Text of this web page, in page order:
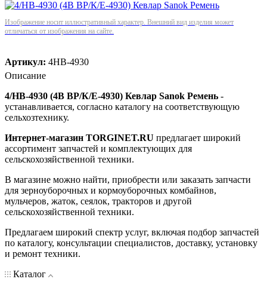
Изображение носит иллюстративный характер. Внешний вид изделия может
отличаться от изображения на сайте.
Артикул: 4НВ-4930
Описание
4/НВ-4930 (4В ВР/К/Е-4930) Кевлар Sanok Ремень -
устанавливается, согласно каталогу на соответствующую
сельхозтехнику.
Интернет-магазин TORGINET.RU предлагает широкий
ассортимент запчастей и комплектующих для
сельскохозяйственной техники.
В магазине можно найти, приобрести или заказать запчасти
для зерноуборочных и кормоуборочных комбайнов,
мульчеров, жаток, сеялок, тракторов и другой
сельскохозяйственной техники.
Предлагаем широкий спектр услуг, включая подбор запчастей
по каталогу, консультации специалистов, доставку, установку
и ремонт техники.
Каталог